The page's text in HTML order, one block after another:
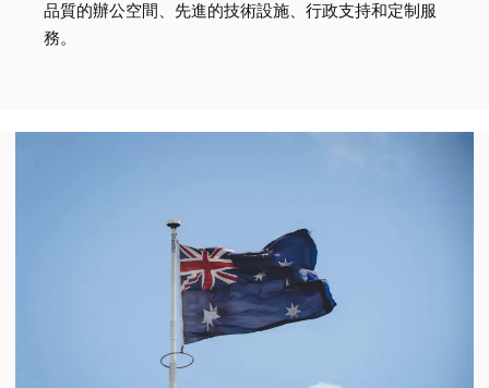
品質的辦公空間、先進的技術設施、行政支持和定制服
務。